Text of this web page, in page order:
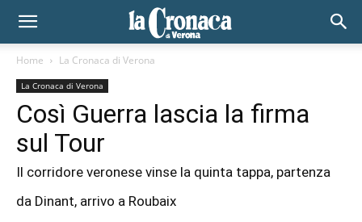
Home La Cronaca di Verona
La Cronaca di Verona
Così Guerra lascia la firma
sul Tour
Il corridore veronese vinse la quinta tappa, partenza
da Dinant, arrivo a Roubaix